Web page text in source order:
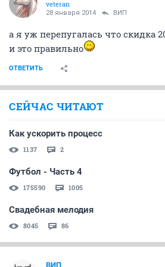
veteran
28 января 2014 ВИП
а я уж перепугалась что скидка
и это правильно
ОТВЕТИТЬ
СЕЙЧАС ЧИТАЮТ
Как ускорить процесс
1137 2
Футбол - Часть 4
175590 1005
Свадебная мелодия
8045 86
ВИП